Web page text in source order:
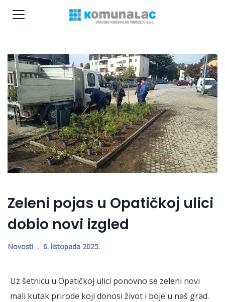
Zeleni pojas u Opatičkoj ulici
dobio novi izgled
Novosti 6. listopada 2025.
Uz šetnicu u Opatičkoj ulici ponovno se zeleni novi
mali kutak prirode koji donosi život i boje u naš grad.